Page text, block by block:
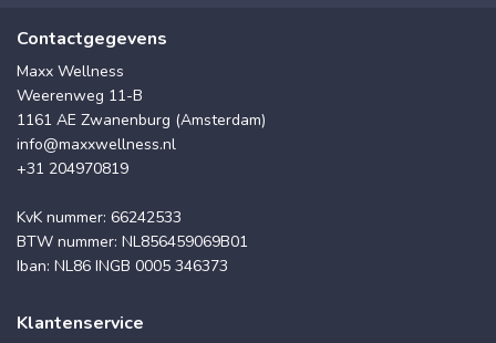
Contactgegevens
Maxx Wellness
Weerenweg 11-B
1161 AE Zwanenburg (Amsterdam)
info@maxxwellness.nl
+31 204970819
KvK nummer: 66242533
BTW nummer: NL856459069B01
Iban: NL86 INGB 0005 346373
Klantenservice